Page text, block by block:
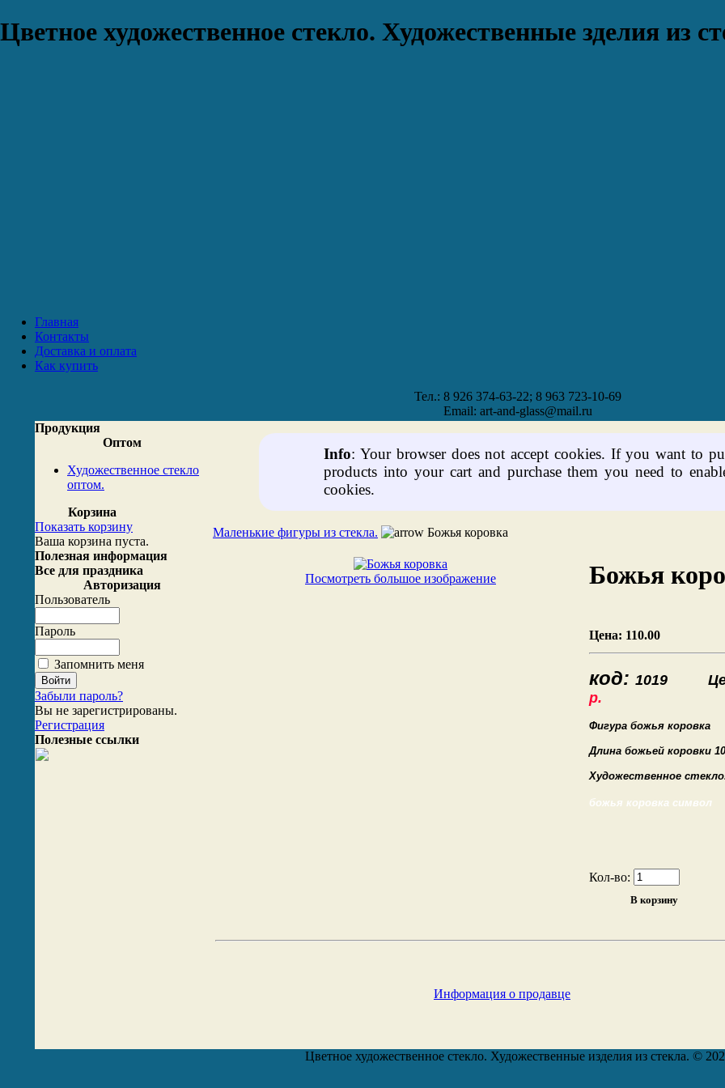
Цветное художественное стекло. Художественные зделия из
Главная
Контакты
Доставка и оплата
Как купить
Тел.: 8 926 374-63-22; 8 963 723-10-69
Email: art-and-glass@mail.ru
Продукция
Оптом
Художественное стекло
оптом.
Корзина
Показать корзину
Ваша корзина пуста.
Полезная информация
Все для праздника
Авторизация
Пользователь
Пароль
Запомнить меня
Забыли пароль?
Вы не зарегистрированы.
Регистрация
Полезные ссылки
Info: Your browser does not accept cookies. If you want to
products into your cart and purchase them you need to
cookies.
Маленькие фигуры из стекла. Божья коровка
Посмотреть большое изображение Божья
Цена: 110.00
код: 1019
р.
Фигура божья коровка
Длина божьей коровки
Художественное
божья коровка символ
Кол-во:
Информация о продавце
Цветное художественное стекло. Художественные изделия из стекла. ©